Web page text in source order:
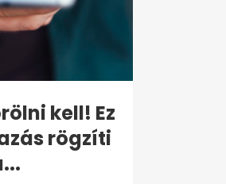
kell! Ez
rögzíti